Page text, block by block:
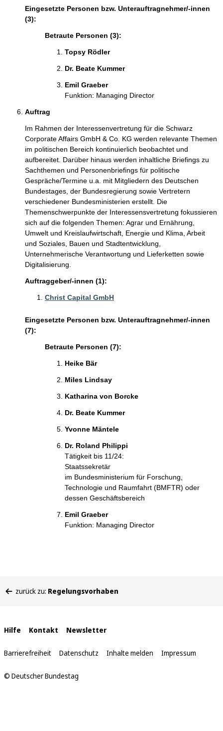
Eingesetzte Personen bzw. Unterauftragnehmer/-innen
(3):
Betraute Personen (3):
Topsy Rödler
Dr. Beate Kummer
Emil Graeber
Funktion: Managing Director
Auftrag
Im Rahmen der Interessenvertretung für die Schwarz
Corporate Affairs GmbH & Co. KG werden relevante Themen
im politischen Bereich kontinuierlich beobachtet und
aufbereitet. Darüber hinaus werden inhaltliche Briefings zu
Sachthemen und Personenbriefings für politische
Gespräche/Termine u.a. mit Mitgliedern des Deutschen
Bundestages, der Bundesregierung sowie Vertretern
verschiedener Bundesministerien erstellt. Die
Themenschwerpunkte der Interessensvertretung fokussieren
sich auf die folgenden Themen: Agrar und Ernährung,
Umwelt und Kreislaufwirtschaft, Energie und Klima, Arbeit
und Soziales, Bauen und Stadtentwicklung,
Unternehmerische Verantwortung und Lieferketten sowie
Digitalisierung.
Auftraggeber/-innen (1):
Christ Capital GmbH
Eingesetzte Personen bzw. Unterauftragnehmer/-innen
(7):
Betraute Personen (7):
Heike Bär
Miles Lindsay
Katharina von Borcke
Dr. Beate Kummer
Yvonne Mäntele
Dr. Roland Philippi
Tätigkeit bis 11/24:
Staatssekretär
im Bundesministerium für Forschung,
Technologie und Raumfahrt (BMFTR) oder
dessen Geschäftsbereich
Emil Graeber
Funktion: Managing Director
befinden
zurück zu: Regelungsvorhaben
Interne
Links
Hilfe Kontakt Newsletter
Barrierefreiheit Datenschutz Inhalte melden Impressum
© Deutscher Bundestag